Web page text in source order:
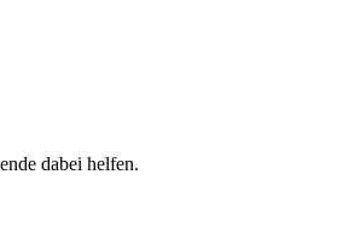
dabei helfen.